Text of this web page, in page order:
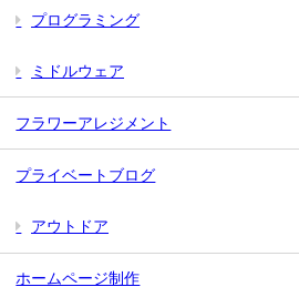
プログラミング
ミドルウェア
フラワーアレジメント
プライベートブログ
アウトドア
ホームページ制作